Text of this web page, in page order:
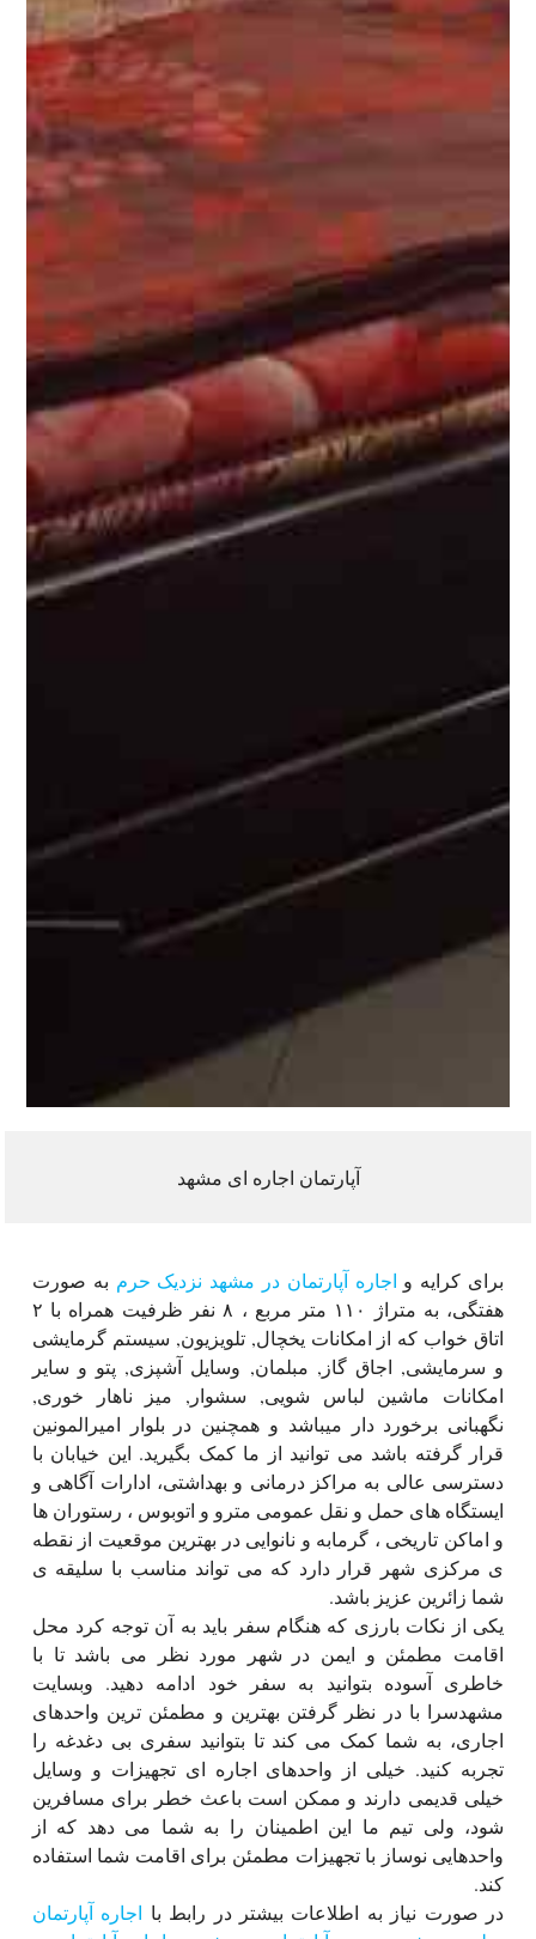
آپارتمان اجاره ای مشهد
برای کرایه و اجاره آپارتمان در مشهد نزدیک حرم به صورت
هفتگی، به متراژ ۱۱۰ متر مربع ، ۸ نفر ظرفیت همراه با ۲
اتاق خواب که از امکانات یخچال, تلویزیون, سیستم گرمایشی
و سرمایشی, اجاق گاز, مبلمان, وسایل آشپزی, پتو و سایر
امکانات ماشین لباس شویی, سشوار, میز ناهار خوری,
نگهبانی برخورد دار میباشد و همچنین در بلوار امیرالمونین
قرار گرفته باشد می توانید از ما کمک بگیرید. این خیابان با
دسترسی عالی به مراکز درمانی و بهداشتی، ادارات آگاهی و
ایستگاه های حمل و نقل عمومی مترو و اتوبوس ، رستوران ها
و اماکن تاریخی ، گرمابه و نانوایی در بهترین موقعیت از نقطه
ی مرکزی شهر قرار دارد که می تواند مناسب با سلیقه ی
شما زائرین عزیز باشد.
یکی از نکات بارزی که هنگام سفر باید به آن توجه کرد محل
اقامت مطمئن و ایمن در شهر مورد نظر می باشد تا با
خاطری آسوده بتوانید به سفر خود ادامه دهید. وبسایت
مشهدسرا با در نظر گرفتن بهترین و مطمئن ترین واحدهای
اجاری، به شما کمک می کند تا بتوانید سفری بی دغدغه را
تجربه کنید. خیلی از واحدهای اجاره ای تجهیزات و وسایل
خیلی قدیمی دارند و ممکن است باعث خطر برای مسافرین
شود، ولی تیم ما این اطمینان را به شما می دهد که از
واحدهایی نوساز با تجهیزات مطمئن برای اقامت شما استفاده
کند.
در صورت نیاز به اطلاعات بیشتر در رابط با اجاره آپارتمان